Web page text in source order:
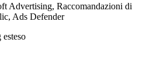
Advertising, Raccomandazioni di
Ads Defender